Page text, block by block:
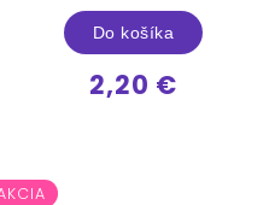
2,20 €
Do košíka